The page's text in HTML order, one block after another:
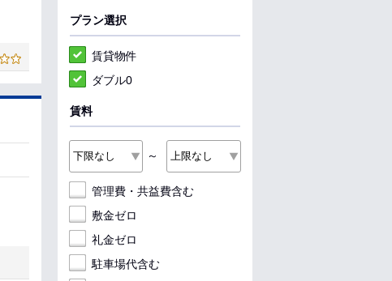
プラン選択
賃貸物件
ダブル0
賃料
～
管理費・共益費含む
敷金ゼロ
礼金ゼロ
駐車場代含む